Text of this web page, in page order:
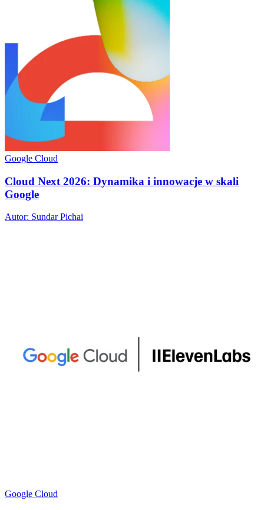
Google Cloud
Cloud Next 2026: Dynamika i innowacje w skali
Google
Autor: Sundar Pichai
Google Cloud